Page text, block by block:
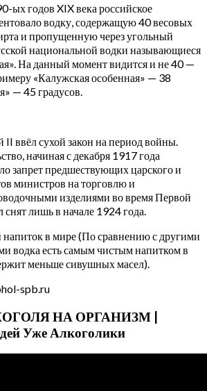
ых годов XIX века российское
водку, содержащую 40 весовых
и пропущенную через угольный
национальной водки называющиеся
На данный момент видится и не 40 —
«Калужская особенная» — 38
— 45 градусов.
ввёл сухой закон на период войны.
начиная с декабря 1917 года
запрет предшествующих царского и
министров на торговлю и
изделиями во время Первой
лишь в начале 1924 года.
в мире (По сравнению с другими
водка есть самым чистым напитком в
меньше сивушных масел).
spb.ru
НА ОРГАНИЗМ |
Уже Алкоголики